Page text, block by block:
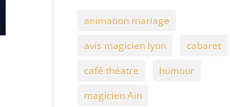
animation mariage
avis magicien lyon
cabaret
café théatre
humour
magicien Ain